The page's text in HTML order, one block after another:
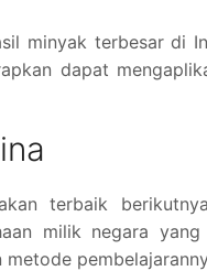
minyak terbesar di
dapat
terbaik
milik negara